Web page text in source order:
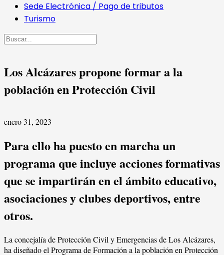
Sede Electrónica / Pago de tributos
Turismo
Buscar
Los Alcázares propone formar a la
población en Protección Civil
enero 31, 2023
Para ello ha puesto en marcha un
programa que incluye acciones formativas
que se impartirán en el ámbito educativo,
asociaciones y clubes deportivos, entre
otros.
La concejalía de Protección Civil y Emergencias de Los Alcázares,
ha diseñado el Programa de Formación a la población en Protección